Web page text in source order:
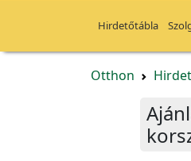
Hirdetőtábla
Otthon